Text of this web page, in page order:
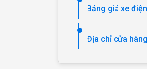
Bảng giá xe
Địa chỉ cửa